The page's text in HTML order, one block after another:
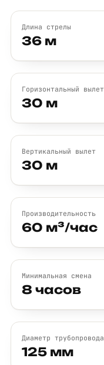
Длина стрелы
36 м
Горизонтальный вылет
30 м
Вертикальный вылет
30 м
Производительность
60 м³/час
Минимальная смена
8 часов
Диаметр трубопровода
125 мм